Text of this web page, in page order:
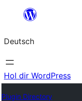
springen
Deutsch
Hol dir WordPress
Plugin Directory